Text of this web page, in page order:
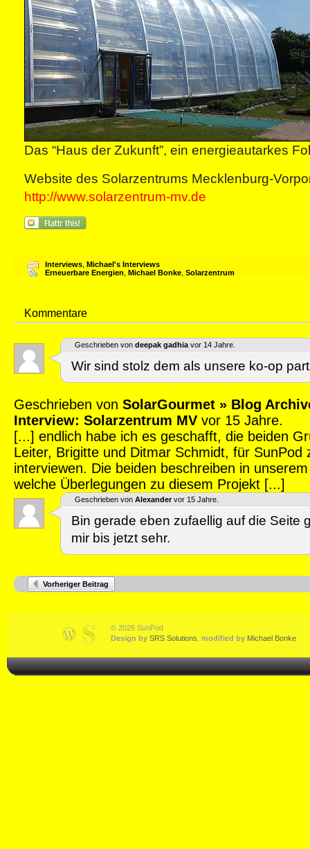
Das “Haus der Zukunft”, ein energieautarkes
Website des Solarzentrums Mecklenburg-
http://www.solarzentrum-mv.de
Interviews Michael's Interviews
Erneuerbare Energien Michael Bonke Solarzentrum
Kommentare
Geschrieben von deepak gadhia vor 14 Jahre.
Wir sind stolz dem als unsere ko-op
Geschrieben von SolarGourmet » Blog
Interview: Solarzentrum MV vor 15 Jahre.
[...] endlich habe ich es geschafft, die beiden
Leiter, Brigitte und Ditmar Schmidt, für SunPod
interviewen. Die beiden beschreiben in
welche Überlegungen zu diesem Projekt [...]
Geschrieben von Alexandervor 15 Jahre.
Bin gerade eben zufaellig auf die Seite
mir bis jetzt sehr.
Vorheriger Beitrag
© 2026 SunPod
Design by SRS Solutions modified by Michael Bonke